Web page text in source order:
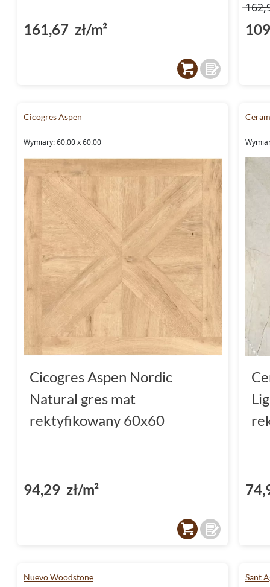
161,67 zł/m²
Cicogres Aspen
Wymiary: 60.00 x 60.00
Cicogres Aspen Nordic
Natural gres mat
rektyfikowany 60x60
94,29 zł/m²
Nuevo Woodstone Sant